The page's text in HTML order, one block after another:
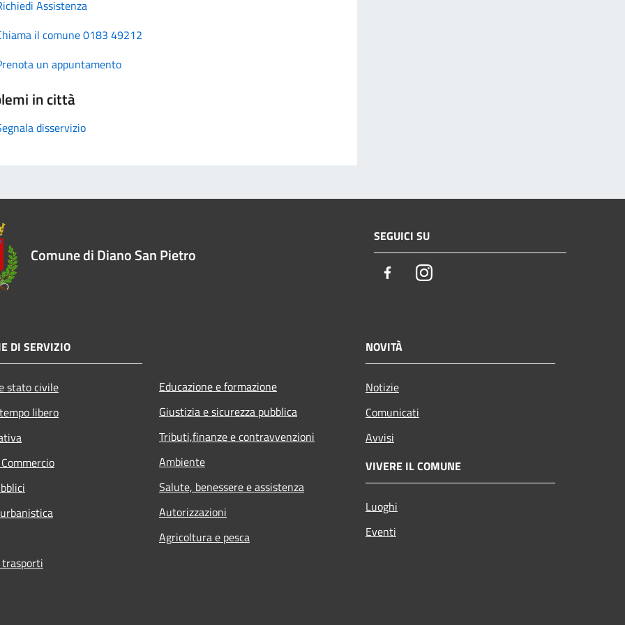
Assistenza
il comune 0183 49212
un appuntamento
in città
disservizio
Comune di Diano San Pietro
SEGUICI SU
FacebookInstagram
DI SERVIZIO
stato civile
libero
Educazione e formazione
Giustizia e sicurezza pubblica
Tributi,finanze e contravvenzioni
Ambiente
Salute, benessere e assistenza
Autorizzazioni
Agricoltura e pesca
NOVITÀ
Notizie
Comunicati
Avvisi
VIVERE IL COMUNE
Luoghi
Eventi